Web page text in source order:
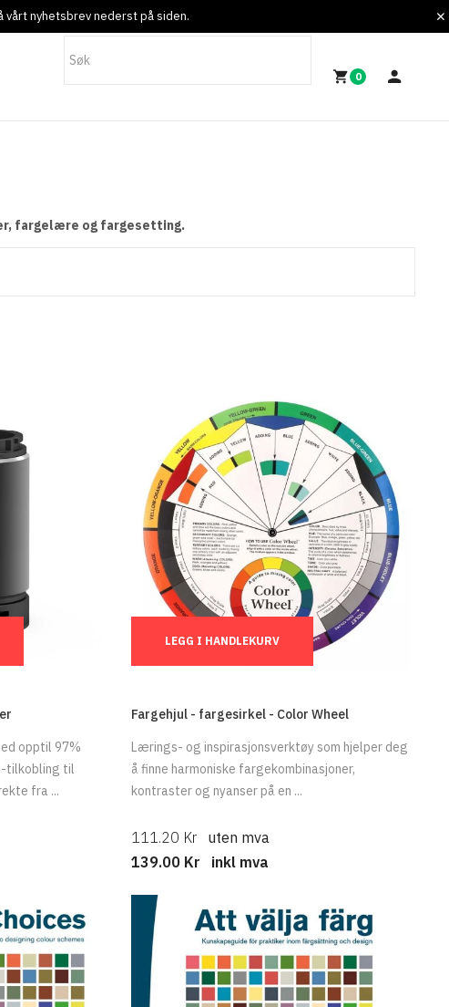
vårt nyhetsbrev nederst på siden.
0
fargelære og fargesetting.
opptil 97%
tilkobling til
fra ...
LEGG I HANDLEKURV
Fargehjul - fargesirkel - Color Wheel
Lærings- og inspirasjonsverktøy som hjelper deg
å finne harmoniske fargekombinasjoner,
kontraster og nyanser på en ...
111.20 Kr
uten mva
139.00 Kr
inkl mva